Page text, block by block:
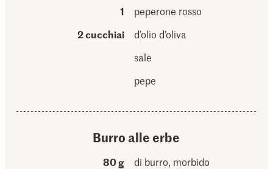
1
peperone rosso
2 cucchiai
d’olio d’oliva
sale
pepe
Burro alle erbe
80 g
di burro, morbido